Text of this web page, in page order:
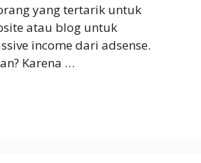
yang tertarik untuk
atau blog untuk
income dari adsense.
Karena …